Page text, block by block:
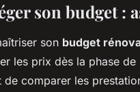
son budget :
son budget
les prix dès la phase
de comparer les